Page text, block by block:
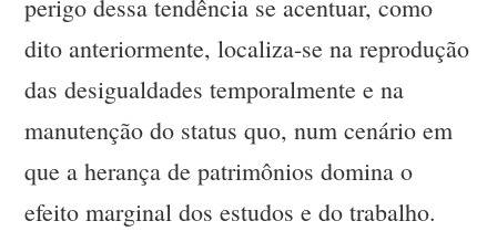
perigo dessa tendência se acentuar, como
dito anteriormente, localiza-se na reprodução
das desigualdades temporalmente e na
manutenção do status quo, num cenário em
que a herança de patrimônios domina o
efeito marginal dos estudos e do trabalho.